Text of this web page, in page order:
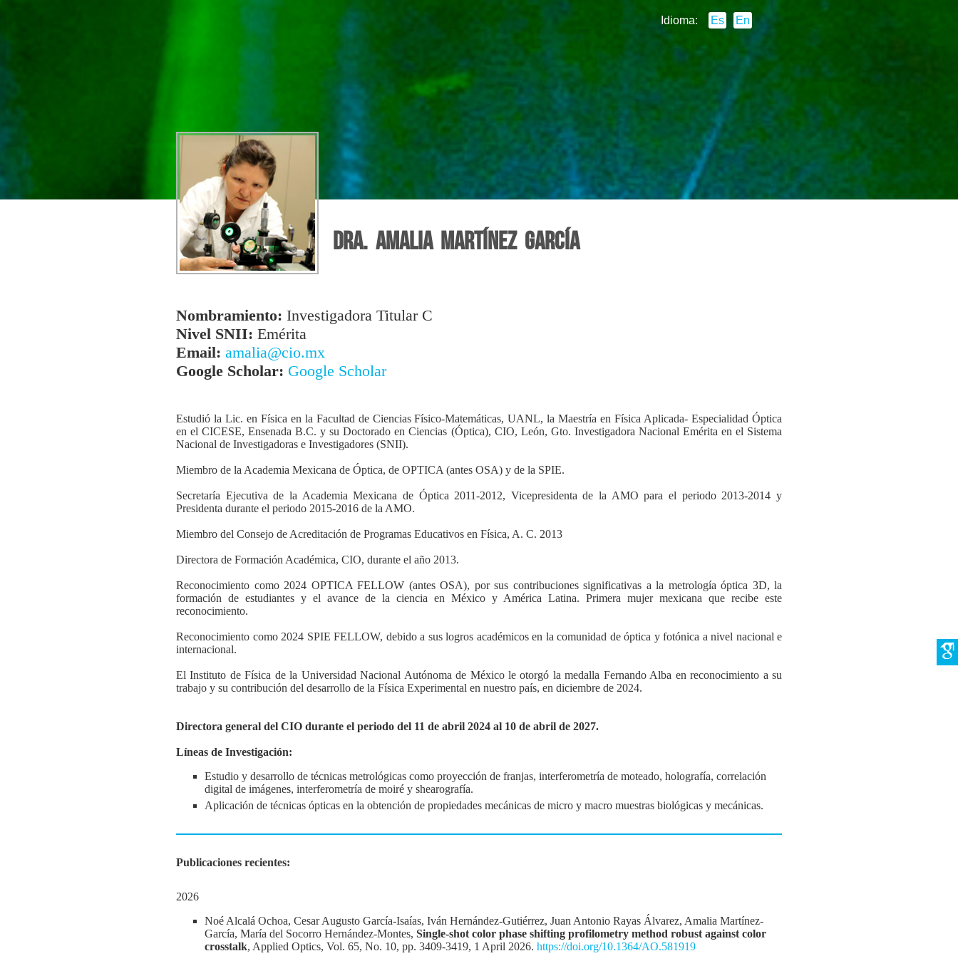
Idioma: Es En
Dra. Amalia Martínez García
Nombramiento: Investigadora Titular C
Nivel SNII: Emérita
Email: amalia@cio.mx
Google Scholar: Google Scholar
Estudió la Lic. en Física en la Facultad de Ciencias Físico-Matemáticas, UANL, la Maestría en Física Aplicada- Especialidad Óptica
en el CICESE, Ensenada B.C. y su Doctorado en Ciencias (Óptica), CIO, León, Gto. Investigadora Nacional Emérita en el Sistema
Nacional de Investigadoras e Investigadores (SNII).
Miembro de la Academia Mexicana de Óptica, de OPTICA (antes OSA) y de la SPIE.
Secretaría Ejecutiva de la Academia Mexicana de Óptica 2011-2012, Vicepresidenta de la AMO para el periodo 2013-2014 y
Presidenta durante el periodo 2015-2016 de la AMO.
Miembro del Consejo de Acreditación de Programas Educativos en Física, A. C. 2013
Directora de Formación Académica, CIO, durante el año 2013.
Reconocimiento como 2024 OPTICA FELLOW (antes OSA), por sus contribuciones significativas a la metrología óptica 3D, la
formación de estudiantes y el avance de la ciencia en México y América Latina. Primera mujer mexicana que recibe este
reconocimiento.
Reconocimiento como 2024 SPIE FELLOW, debido a sus logros académicos en la comunidad de óptica y fotónica a nivel nacional e
internacional.
El Instituto de Física de la Universidad Nacional Autónoma de México le otorgó la medalla Fernando Alba en reconocimiento a su
trabajo y su contribución del desarrollo de la Física Experimental en nuestro país, en diciembre de 2024.
Directora general del CIO durante el periodo del 11 de abril 2024 al 10 de abril de 2027.
Líneas de Investigación:
Estudio y desarrollo de técnicas metrológicas como proyección de franjas, interferometría de moteado, holografía, correlación
digital de imágenes, interferometría de moiré y shearografía.
Aplicación de técnicas ópticas en la obtención de propiedades mecánicas de micro y macro muestras biológicas y mecánicas.
Publicaciones recientes:
2026
Noé Alcalá Ochoa, Cesar Augusto García-Isaías, Iván Hernández-Gutiérrez, Juan Antonio Rayas Álvarez, Amalia Martínez-
García, María del Socorro Hernández-Montes, Single-shot color phase shifting profilometry method robust against color
crosstalk, Applied Optics, Vol. 65, No. 10, pp. 3409-3419, 1 April 2026. https://doi.org/10.1364/AO.581919